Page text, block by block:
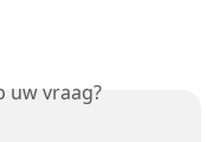
uw vraag?